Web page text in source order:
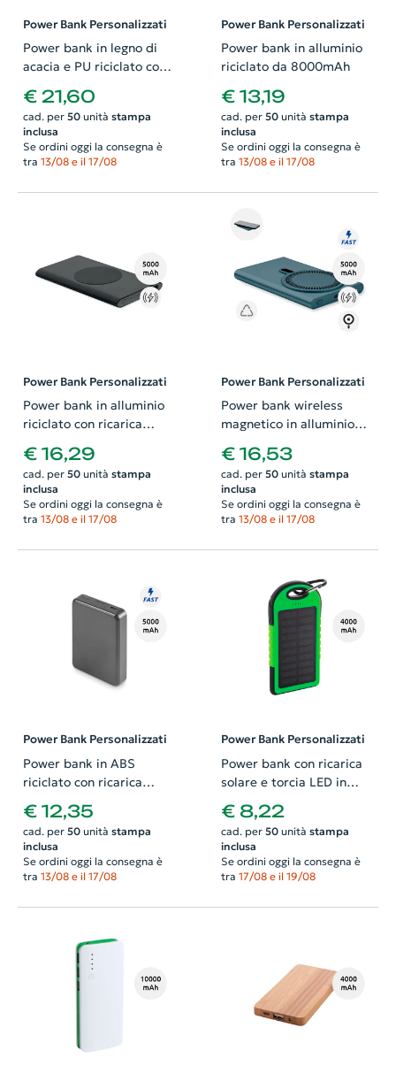
Power Bank Personalizzati
Power bank in legno di
acacia e PU riciclato con
da 4000mAh
€ 21,60
cad. per 50unità stampa
inclusa
Se ordini oggi la consegna è
tra 13/08 e il 17/08
Power Bank Personalizzati
Power bank in alluminio
riciclato da 8000mAh
€ 13,19
cad. per 50unità stampa
inclusa
Se ordini oggi la consegna è
tra 13/08 e il 17/08
Power Bank Personalizzati
Power bank in alluminio
riciclato con ricarica
€ 16,29
cad. per 50unità stampa
inclusa
Se ordini oggi la consegna è
tra 13/08 e il 17/08
Power Bank Personalizzati
Power bank wireless
magnetico in alluminio
rapida da 5000mah
€ 16,53
cad. per 50unità stampa
inclusa
Se ordini oggi la consegna è
tra 13/08 e il 17/08
Power Bank Personalizzati
Power bank in ABS
riciclato con ricarica
rapida da 5000 mAh
€ 12,35
cad. per 50unità stampa
inclusa
Se ordini oggi la consegna è
tra 13/08 e il 17/08
Power Bank Personalizzati
Power bank con ricarica
solare e torcia LED in
silicone da 4000mAh
€ 8,22
cad. per 50unità stampa
inclusa
Se ordini oggi la consegna è
tra 17/08 e il 19/08